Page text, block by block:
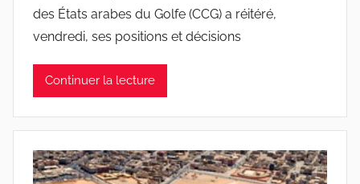
des États arabes du Golfe (CCG) a réitéré,
vendredi, ses positions et décisions
Continuer la lecture